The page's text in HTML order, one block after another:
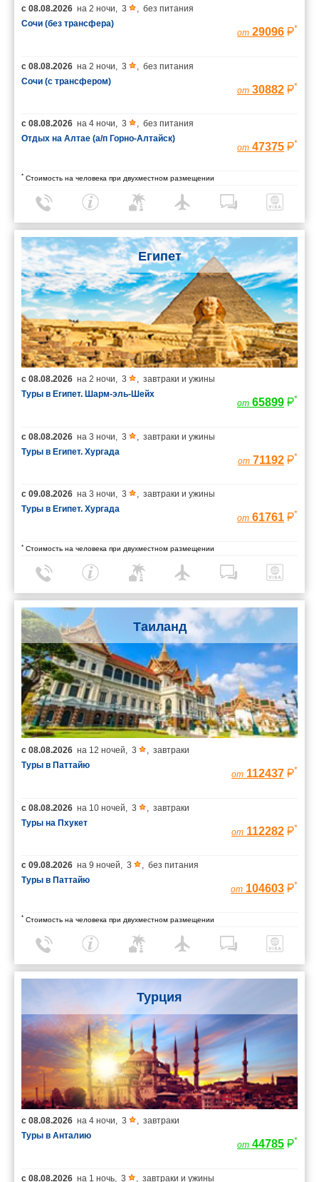
с 08.08.2026 на 2 ночи, 3 , без питания
Сочи (без трансфера)
от 29096 *
с 08.08.2026 на 2 ночи, 3 , без питания
Сочи (с трансфером)
от 30882 *
с 08.08.2026 на 4 ночи, 3 , без питания
Отдых на Алтае (а/п Горно-Алтайск)
от 47375 *
* Стоимость на человека при двухместном размещении
Египет
с 08.08.2026 на 2 ночи, 3 , завтраки и ужины
Туры в Египет. Шарм-эль-Шейх
от 65899 *
с 08.08.2026 на 3 ночи, 3 , завтраки и ужины
Туры в Египет. Хургада
от 71192 *
с 09.08.2026 на 3 ночи, 3 , завтраки и ужины
Туры в Египет. Хургада
от 61761 *
* Стоимость на человека при двухместном размещении
Таиланд
с 08.08.2026 на 12 ночей 3
завтраки
Туры в Паттайю
от 112437 *
с 08.08.2026 на 10 ночей 3
завтраки
Туры на Пхукет
от 112282 *
с 09.08.2026 на 9 ночей 3
без питания
Туры в Паттайю
от 104603 *
* Стоимость на человека при двухместном размещении
Турция
с 08.08.2026 на 4 ночи, 3 , завтраки
Туры в Анталию
от 44785 *
с 08.08.2026 на 1 ночь, 3 , завтраки и ужины